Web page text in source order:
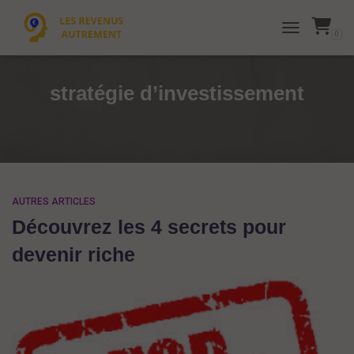
TOGGLE 0
stratégie d’investissement
AUTRES ARTICLES
Découvrez les 4 secrets pour
devenir riche